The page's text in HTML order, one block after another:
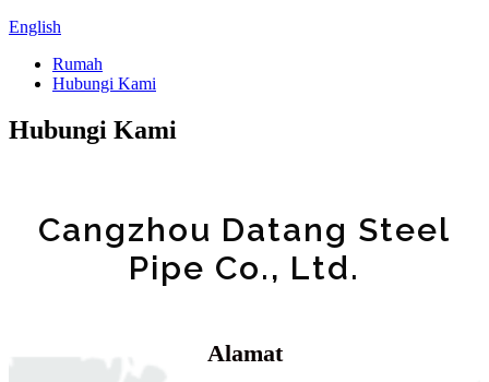
English
Rumah
Hubungi Kami
Hubungi Kami
Cangzhou Datang Steel
Pipe Co., Ltd.
Alamat